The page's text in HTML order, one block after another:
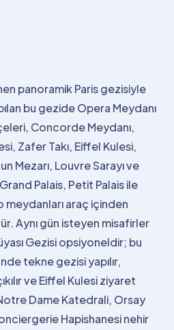
panoramik Paris gezisiyle
bu gezide Opera Meydanı
Concorde Meydanı,
Zafer Takı, Eiffel Kulesi,
Mezarı, Louvre Sarayı ve
Palais, Petit Palais ile
araç içinden
Aynı gün isteyen misafirler
Gezisi opsiyoneldir; bu
tekne gezisi yapılır,
ve Eiffel Kulesi ziyaret
Dame Katedrali, Orsay
Hapishanesi nehir